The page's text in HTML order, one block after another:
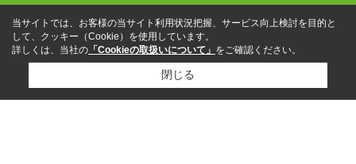
当サイトでは、お客様の当サイト利用状況把握、サービス向上検討を目的と
して、クッキー（Cookie）を使用しています。
詳しくは、当社の 「Cookieの取扱いについて」 をご確認ください。
閉じる